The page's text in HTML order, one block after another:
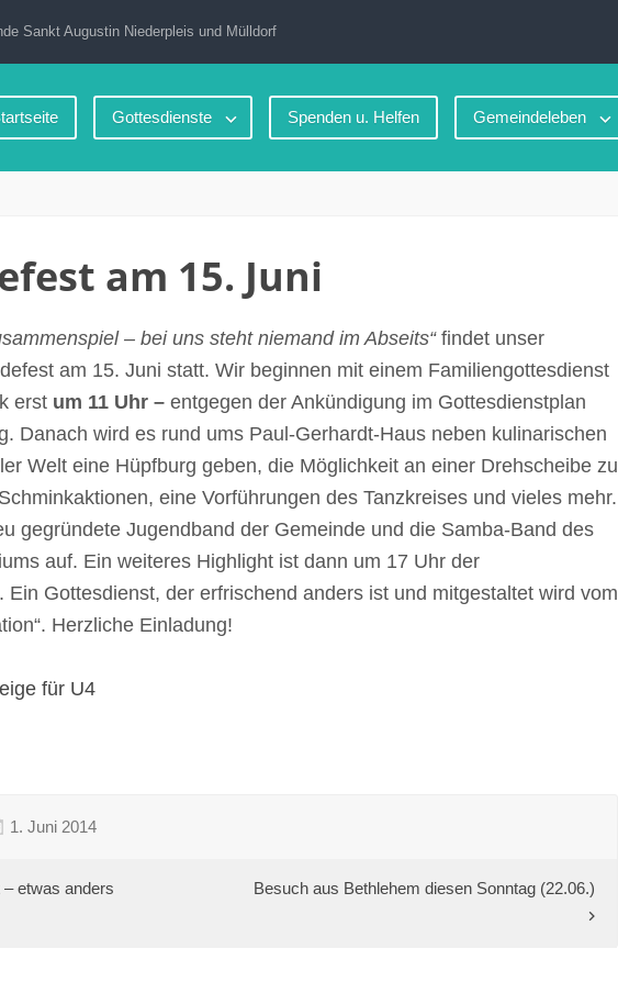
Sankt Augustin Niederpleis und Mülldorf
Gottesdienste Spenden u. Helfen Gemeindeleben
am 15. Juni
– bei uns steht niemand im Abseits“findet unser
am 15. Juni statt. Wir beginnen mit einem Familiengottesdienst
erst um 11 Uhr – entgegen der Ankündigung im Gottesdienstplan
Danach wird es rund ums Paul-Gerhardt-Haus neben kulinarischen
Welt eine Hüpfburg geben, die Möglichkeit an einer Drehscheibe zu
eine Vorführungen des Tanzkreises und vieles mehr.
gegründete Jugendband der Gemeinde und die Samba-Band des
auf. Ein weiteres Highlight ist dann um 17 Uhr der
Ein Gottesdienst, der erfrischend anders ist und mitgestaltet wird vom
Herzliche Einladung!
1. Juni 2014
etwas anders Besuch aus Bethlehem diesen Sonntag (22.06.)